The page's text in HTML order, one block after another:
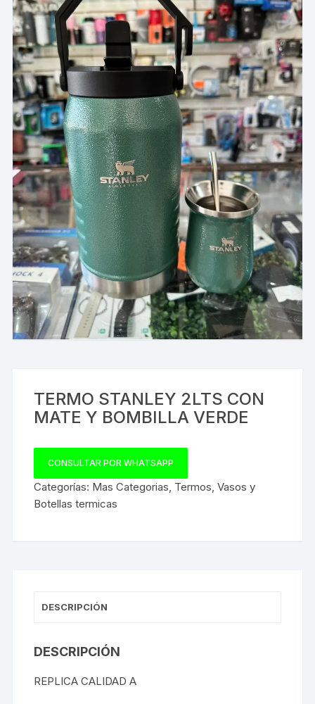
TERMO STANLEY 2LTS CON
MATE Y BOMBILLA VERDE
CONSULTAR POR WHATSAPP
Categorías: Mas Categorias, Termos,Vasos y
Botellas termicas
DESCRIPCIÓN
DESCRIPCIÓN
REPLICA CALIDAD A